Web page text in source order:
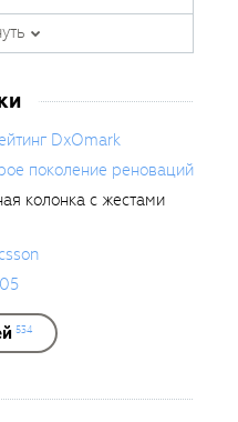
с собой.
эксперт
DxOmark
поколение реноваций
колонка с жестами
534